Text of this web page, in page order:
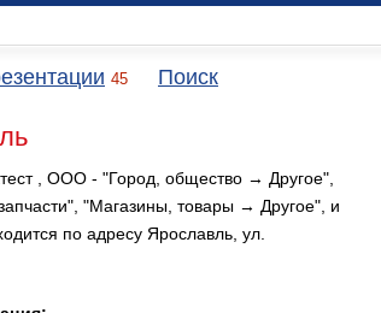
45 Поиск
, ООО - "Город, общество → Другое",
"Магазины, товары → Другое", и
по адресу Ярославль, ул.